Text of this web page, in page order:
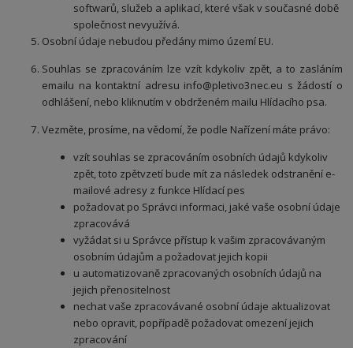
softwarů, služeb a aplikací, které však v současné době
společnost nevyužívá.
Osobní údaje nebudou předány mimo území EU.
Souhlas se zpracováním lze vzít kdykoliv zpět, a to zasláním
emailu na kontaktní adresu info@pletivo3nec.eu s žádostí o
odhlášení, nebo kliknutím v obdrženém mailu Hlídacího psa.
Vezměte, prosíme, na vědomí, že podle Nařízení máte právo:
vzít souhlas se zpracováním osobních údajů kdykoliv
zpět, toto zpětvzetí bude mít za následek odstranění e-
mailové adresy z funkce Hlídací pes
požadovat po Správci informaci, jaké vaše osobní údaje
zpracovává
vyžádat si u Správce přístup k vašim zpracovávaným
osobním údajům a požadovat jejich kopii
u automatizovaně zpracovaných osobních údajů na
jejich přenositelnost
nechat vaše zpracovávané osobní údaje aktualizovat
nebo opravit, popřípadě požadovat omezení jejich
zpracování